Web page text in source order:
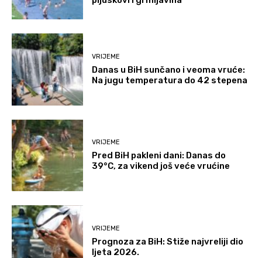
VRIJEME
Danas u BiH sunčano i veoma vruće:
Na jugu temperatura do 42 stepena
VRIJEME
Pred BiH pakleni dani: Danas do
39°C, za vikend još veće vrućine
VRIJEME
Prognoza za BiH: Stiže najvreliji dio
ljeta 2026.